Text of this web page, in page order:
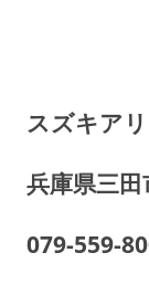
スズキア
兵庫県三
079-559-